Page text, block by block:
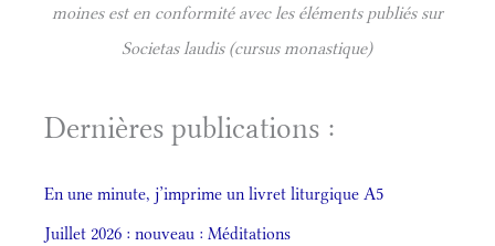
moines est en conformité avec les éléments publiés sur
Societas laudis (cursus monastique)
Dernières publications :
En une minute, j’imprime un livret liturgique A5
Juillet 2026 : nouveau : Méditations